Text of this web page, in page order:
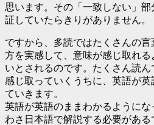
思います。その「一致しない」
証していたらきりがありません。
ですから、多読ではたくさんの
方を実感して、意味が感じ取れ
いとされるのです。たくさん読
感じ取っていくうちに、英語が
ていきます。
英語が英語のままわかるように
わさ日本語で解説する必要があ